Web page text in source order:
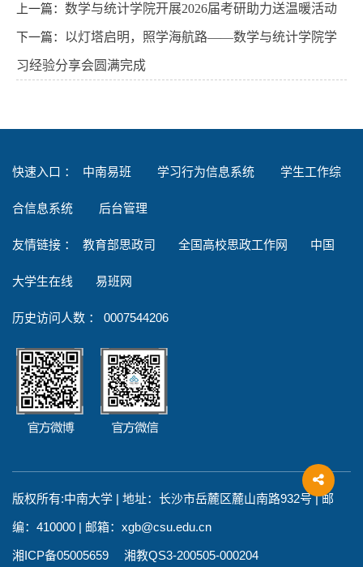
上一篇： 数学与统计学院开展2026届考研助力送温暖活动
下一篇： 以灯塔启明，照学海航路——数学与统计学院学
习经验分享会圆满完成
快速入口 ： 中南易班 学习行为信息系统 学生工作综
合信息系统 后台管理
友情链接 ： 教育部思政司 全国高校思政工作网 中国
大学生在线 易班网
历史访问人数 ： 0007544206
版权所有:中南大学 | 地址：长沙市岳麓区麓山南路932号 | 邮
编：410000 | 邮箱：xgb@csu.edu.cn
湘ICP备05005659 湘教QS3-200505-000204